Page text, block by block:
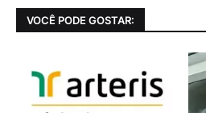
VOCÊ PODE GOSTAR: